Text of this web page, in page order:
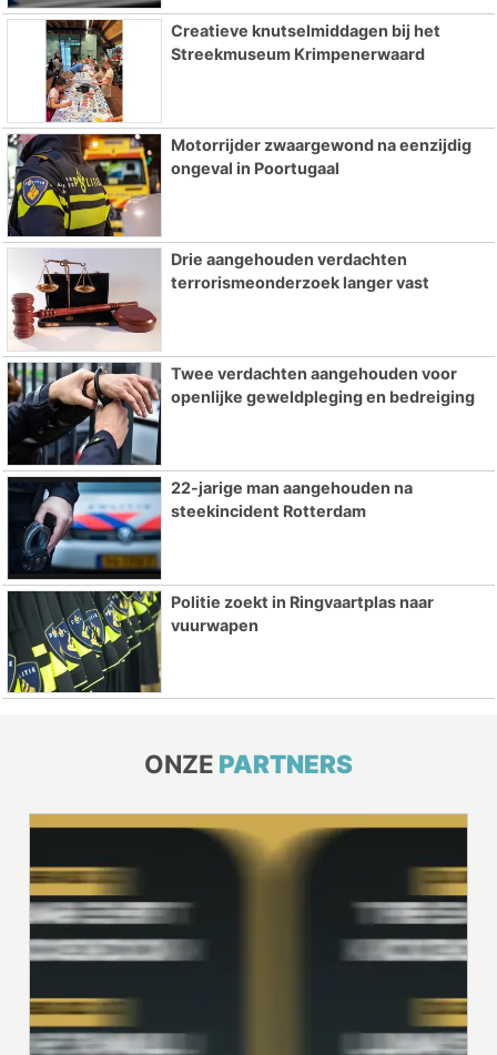
Creatieve knutselmiddagen bij het
Streekmuseum Krimpenerwaard
Motorrijder zwaargewond na eenzijdig
ongeval in Poortugaal
Drie aangehouden verdachten
terrorismeonderzoek langer vast
Twee verdachten aangehouden voor
openlijke geweldpleging en bedreiging
22-jarige man aangehouden na
steekincident Rotterdam
Politie zoekt in Ringvaartplas naar
vuurwapen
ONZE PARTNERS